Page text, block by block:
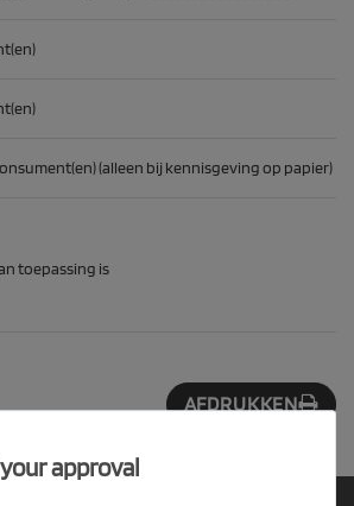
(alleen bij kennisgeving op papier)
toepassing is
AFDRUKKEN
approval